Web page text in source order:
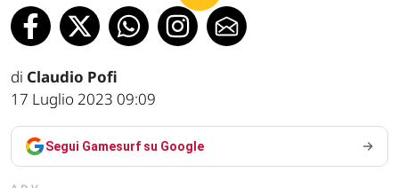
di Claudio Pofi
17 Luglio 2023 09:09
Segui Gamesurf su Google